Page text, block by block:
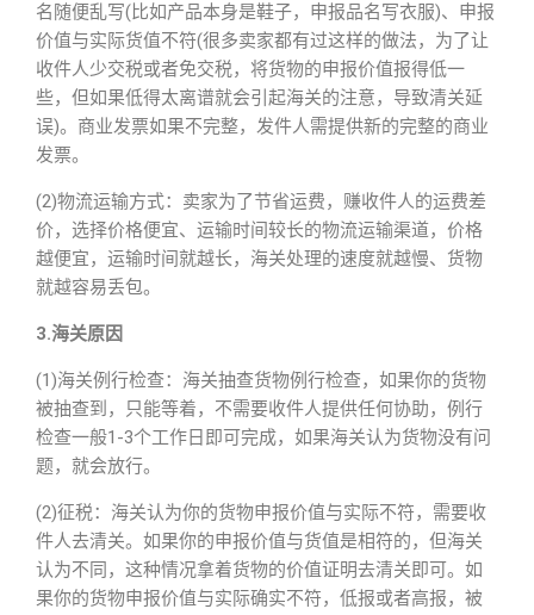
名随便乱写(比如产品本身是鞋子，申报品名写衣服)、申报
价值与实际货值不符(很多卖家都有过这样的做法，为了让
收件人少交税或者免交税，将货物的申报价值报得低一
些，但如果低得太离谱就会引起海关的注意，导致清关延
误)。商业发票如果不完整，发件人需提供新的完整的商业
发票。
(2)物流运输方式：卖家为了节省运费，赚收件人的运费差
价，选择价格便宜、运输时间较长的物流运输渠道，价格
越便宜，运输时间就越长，海关处理的速度就越慢、货物
就越容易丢包。
3.海关原因
(1)海关例行检查：海关抽查货物例行检查，如果你的货物
被抽查到，只能等着，不需要收件人提供任何协助，例行
检查一般1-3个工作日即可完成，如果海关认为货物没有问
题，就会放行。
(2)征税：海关认为你的货物申报价值与实际不符，需要收
件人去清关。如果你的申报价值与货值是相符的，但海关
认为不同，这种情况拿着货物的价值证明去清关即可。如
果你的货物申报价值与实际确实不符，低报或者高报，被